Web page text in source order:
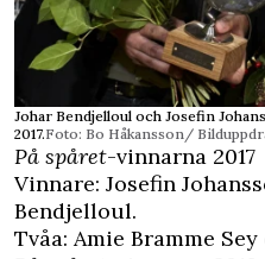
Johar Bendjelloul och Josefin
2017.Foto: Bo Håkansson/
På spåret-vinnarna 2017
Vinnare: Josefin
Bendjelloul.
Tvåa: Amie Bramme